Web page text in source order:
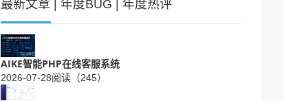
最新文章 | 年度BUG | 年度热评
AIKE智能PHP在线客服系统
2026-07-28阅读（245）